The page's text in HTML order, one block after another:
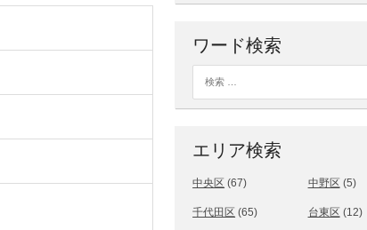
ワード検索
エリア検索
中央区 (67) 中野区 (5)
千代田区 (65) 台東区 (12)